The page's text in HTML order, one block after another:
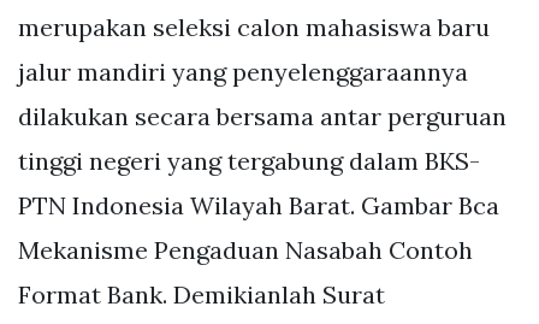
merupakan seleksi calon mahasiswa baru
jalur mandiri yang penyelenggaraannya
dilakukan secara bersama antar perguruan
tinggi negeri yang tergabung dalam BKS-
PTN Indonesia Wilayah Barat. Gambar Bca
Mekanisme Pengaduan Nasabah Contoh
Format Bank. Demikianlah Surat